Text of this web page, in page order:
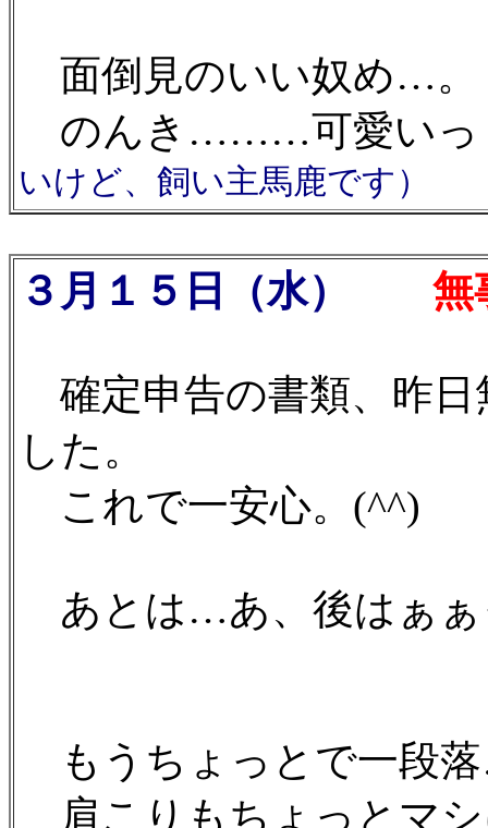
面倒見のいい奴め…。
のんき………可愛いっ
いけど、飼い主馬鹿です）
３月１５日（水） 無
確定申告の書類、昨日
した。
これで一安心。(^^)
あとは…あ、後はぁぁ
もうちょっとで一段
肩こりもちょっとマ